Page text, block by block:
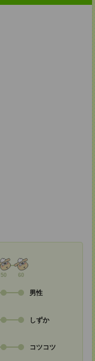
50 60
男性
しずか
コツコツ